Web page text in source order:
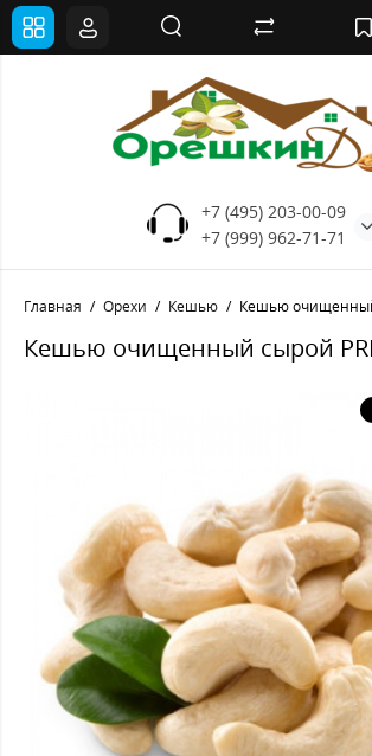
+7 (495) 203-00-09
+7 (999) 962-71-71
Главная Орехи Кешью Кешью
Кешью очищенный сырой